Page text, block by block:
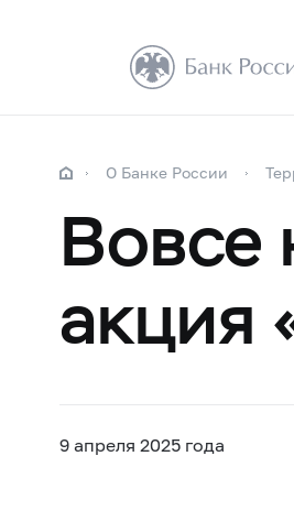
О Банке России
Вовсе
акция
9 апреля 2025 года